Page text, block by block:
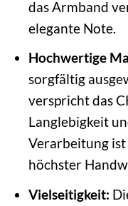
das Armband
elegante Note.
Hochwertige
sorgfältig
verspricht das
Langlebigkeit
Verarbeitung
höchster
Vielseitigkeit: